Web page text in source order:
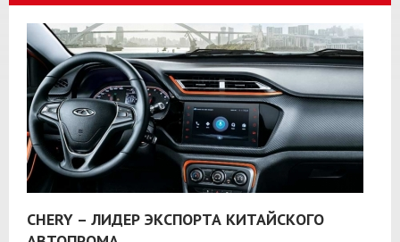
CHERY – ЛИДЕР ЭКСПОРТА КИТАЙСКОГО